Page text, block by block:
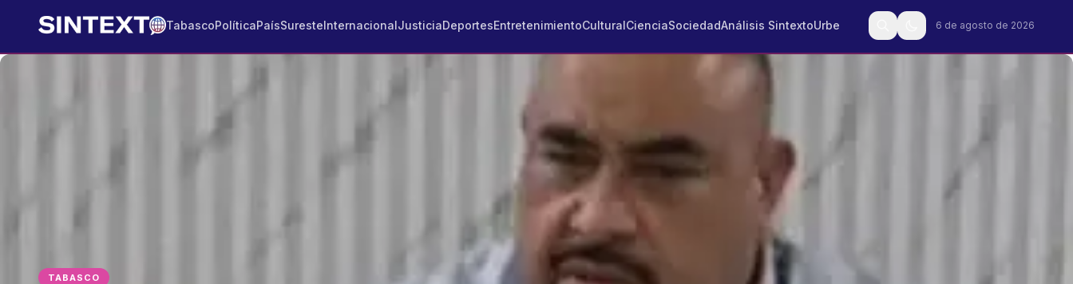
TabascoPolíticaPaísSuresteInternacionalJusticiaDeportesEntretenimientoCulturalCienciaSociedadAnálisis SintextoUrbe 6 de agosto de 2026
TABASCO